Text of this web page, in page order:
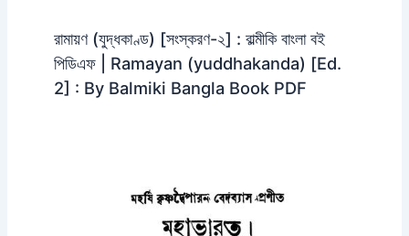
রামায়ণ (যুদ্ধকাণ্ড) [সংস্করণ-২] : বাল্মীকি বাংলা বই
পিডিএফ | Ramayan (yuddhakanda) [Ed.
2] : By Balmiki Bangla Book PDF